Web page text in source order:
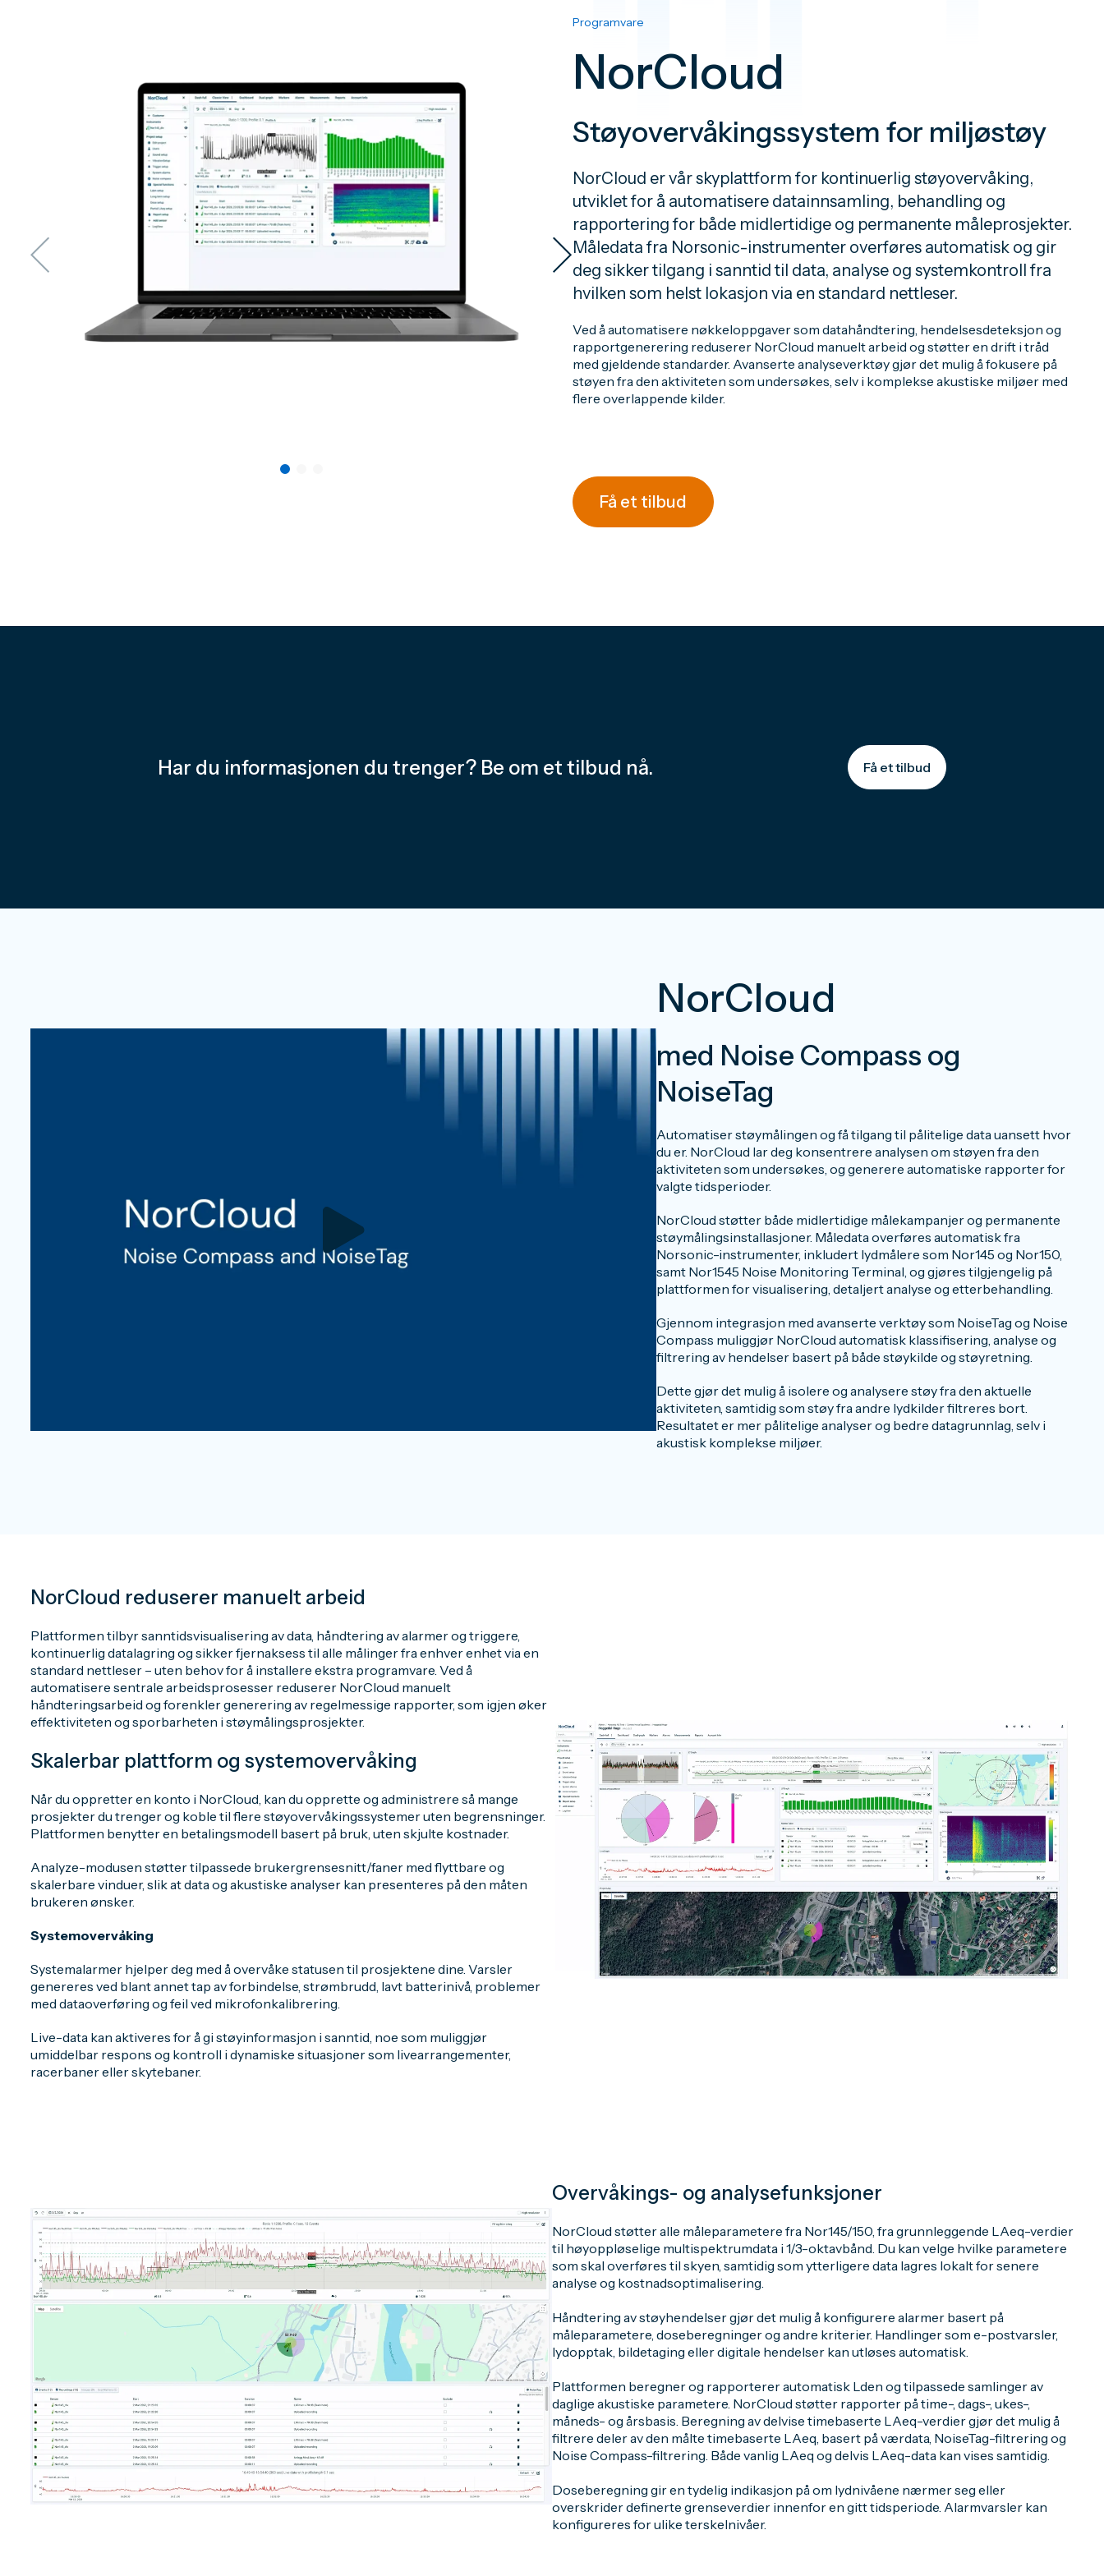
Programvare
NorCloud
Støyovervåkingssystem for miljøstøy
NorCloud er vår skyplattform for kontinuerlig støyovervåking,
utviklet for å automatisere datainnsamling, behandling og
rapportering for både midlertidige og permanente måleprosjekter.
Måledata fra Norsonic-instrumenter overføres automatisk og gir
deg sikker tilgang i sanntid til data, analyse og systemkontroll fra
hvilken som helst lokasjon via en standard nettleser.
Ved å automatisere nøkkeloppgaver som datahåndtering, hendelsesdeteksjon og
rapportgenerering reduserer NorCloud manuelt arbeid og støtter en drift i tråd
med gjeldende standarder. Avanserte analyseverktøy gjør det mulig å fokusere på
støyen fra den aktiviteten som undersøkes, selv i komplekse akustiske miljøer med
flere overlappende kilder.
Få et tilbud
Har du informasjonen du trenger? Be om et tilbud nå. Få et tilbud
NorCloud
med Noise Compass og
NoiseTag
Automatiser støymålingen og få tilgang til pålitelige data uansett hvor
du er. NorCloud lar deg konsentrere analysen om støyen fra den
aktiviteten som undersøkes, og generere automatiske rapporter for
valgte tidsperioder.
NorCloud støtter både midlertidige målekampanjer og permanente
støymålingsinstallasjoner. Måledata overføres automatisk fra
Norsonic-instrumenter, inkludert lydmålere som Nor145 og Nor150,
samt Nor1545 Noise Monitoring Terminal, og gjøres tilgjengelig på
plattformen for visualisering, detaljert analyse og etterbehandling.
Gjennom integrasjon med avanserte verktøy som NoiseTag og Noise
Compass muliggjør NorCloud automatisk klassifisering, analyse og
filtrering av hendelser basert på både støykilde og støyretning.
Dette gjør det mulig å isolere og analysere støy fra den aktuelle
aktiviteten, samtidig som støy fra andre lydkilder filtreres bort.
Resultatet er mer pålitelige analyser og bedre datagrunnlag, selv i
akustisk komplekse miljøer.
NorCloud reduserer manuelt arbeid
Plattformen tilbyr sanntidsvisualisering av data, håndtering av alarmer og triggere,
kontinuerlig datalagring og sikker fjernaksess til alle målinger fra enhver enhet via en
standard nettleser – uten behov for å installere ekstra programvare. Ved å
automatisere sentrale arbeidsprosesser reduserer NorCloud manuelt
håndteringsarbeid og forenkler generering av regelmessige rapporter, som igjen øker
effektiviteten og sporbarheten i støymålingsprosjekter.
Skalerbar plattform og systemovervåking
Når du oppretter en konto i NorCloud, kan du opprette og administrere så mange
prosjekter du trenger og koble til flere støyovervåkingssystemer uten begrensninger.
Plattformen benytter en betalingsmodell basert på bruk, uten skjulte kostnader.
Analyze-modusen støtter tilpassede brukergrensesnitt/faner med flyttbare og
skalerbare vinduer, slik at data og akustiske analyser kan presenteres på den måten
brukeren ønsker.
Systemovervåking
Systemalarmer hjelper deg med å overvåke statusen til prosjektene dine. Varsler
genereres ved blant annet tap av forbindelse, strømbrudd, lavt batterinivå, problemer
med dataoverføring og feil ved mikrofonkalibrering.
Live-data kan aktiveres for å gi støyinformasjon i sanntid, noe som muliggjør
umiddelbar respons og kontroll i dynamiske situasjoner som livearrangementer,
racerbaner eller skytebaner.
Overvåkings- og analysefunksjoner
NorCloud støtter alle måleparametere fra Nor145/150, fra grunnleggende LAeq-verdier
til høyoppløselige multispektrumdata i 1/3-oktavbånd. Du kan velge hvilke parametere
som skal overføres til skyen, samtidig som ytterligere data lagres lokalt for senere
analyse og kostnadsoptimalisering.
Håndtering av støyhendelser gjør det mulig å konfigurere alarmer basert på
måleparametere, doseberegninger og andre kriterier. Handlinger som e-postvarsler,
lydopptak, bildetaging eller digitale hendelser kan utløses automatisk.
Plattformen beregner og rapporterer automatisk Lden og tilpassede samlinger av
daglige akustiske parametere. NorCloud støtter rapporter på time-, dags-, ukes-,
måneds- og årsbasis. Beregning av delvise timebaserte LAeq-verdier gjør det mulig å
filtrere deler av den målte timebaserte LAeq, basert på værdata, NoiseTag-filtrering og
Noise Compass-filtrering. Både vanlig LAeq og delvis LAeq-data kan vises samtidig.
Doseberegning gir en tydelig indikasjon på om lydnivåene nærmer seg eller
overskrider definerte grenseverdier innenfor en gitt tidsperiode. Alarmvarsler kan
konfigureres for ulike terskelnivåer.